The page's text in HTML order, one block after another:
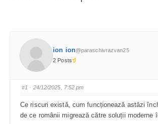
ion ion@paraschivrazvan25
2 Posts
#1 · 24/12/2025, 7:52 pm
Ce riscuri există, cum funcționează astăzi
de ce românii migrează către soluții moderne